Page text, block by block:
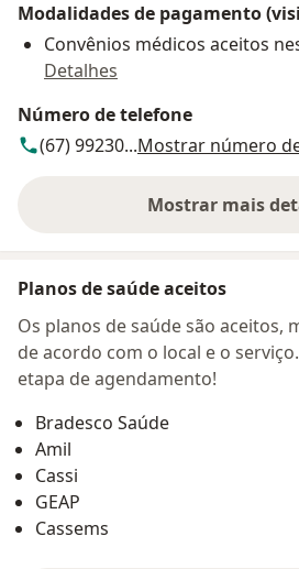
Modalidades de pagamento
Convênios médicos aceitos
Detalhes
Número de telefone
(67) 99230...Mostrar número
Mostrar maissobre
Planos de saúde aceitos
Os planos de saúde são aceitos,
de acordo com o local e o
etapa de agendamento!
Bradesco Saúde
Amil
Cassi
GEAP
Cassems